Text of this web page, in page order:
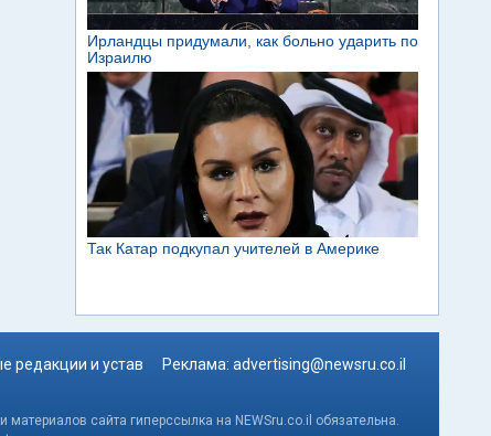
редакции и устав Реклама: advertising@newsru.co.il
сайта гиперссылка на NEWSru.co.il обязательна.